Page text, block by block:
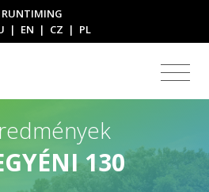
RUNTIMING
| EN | CZ | PL
130